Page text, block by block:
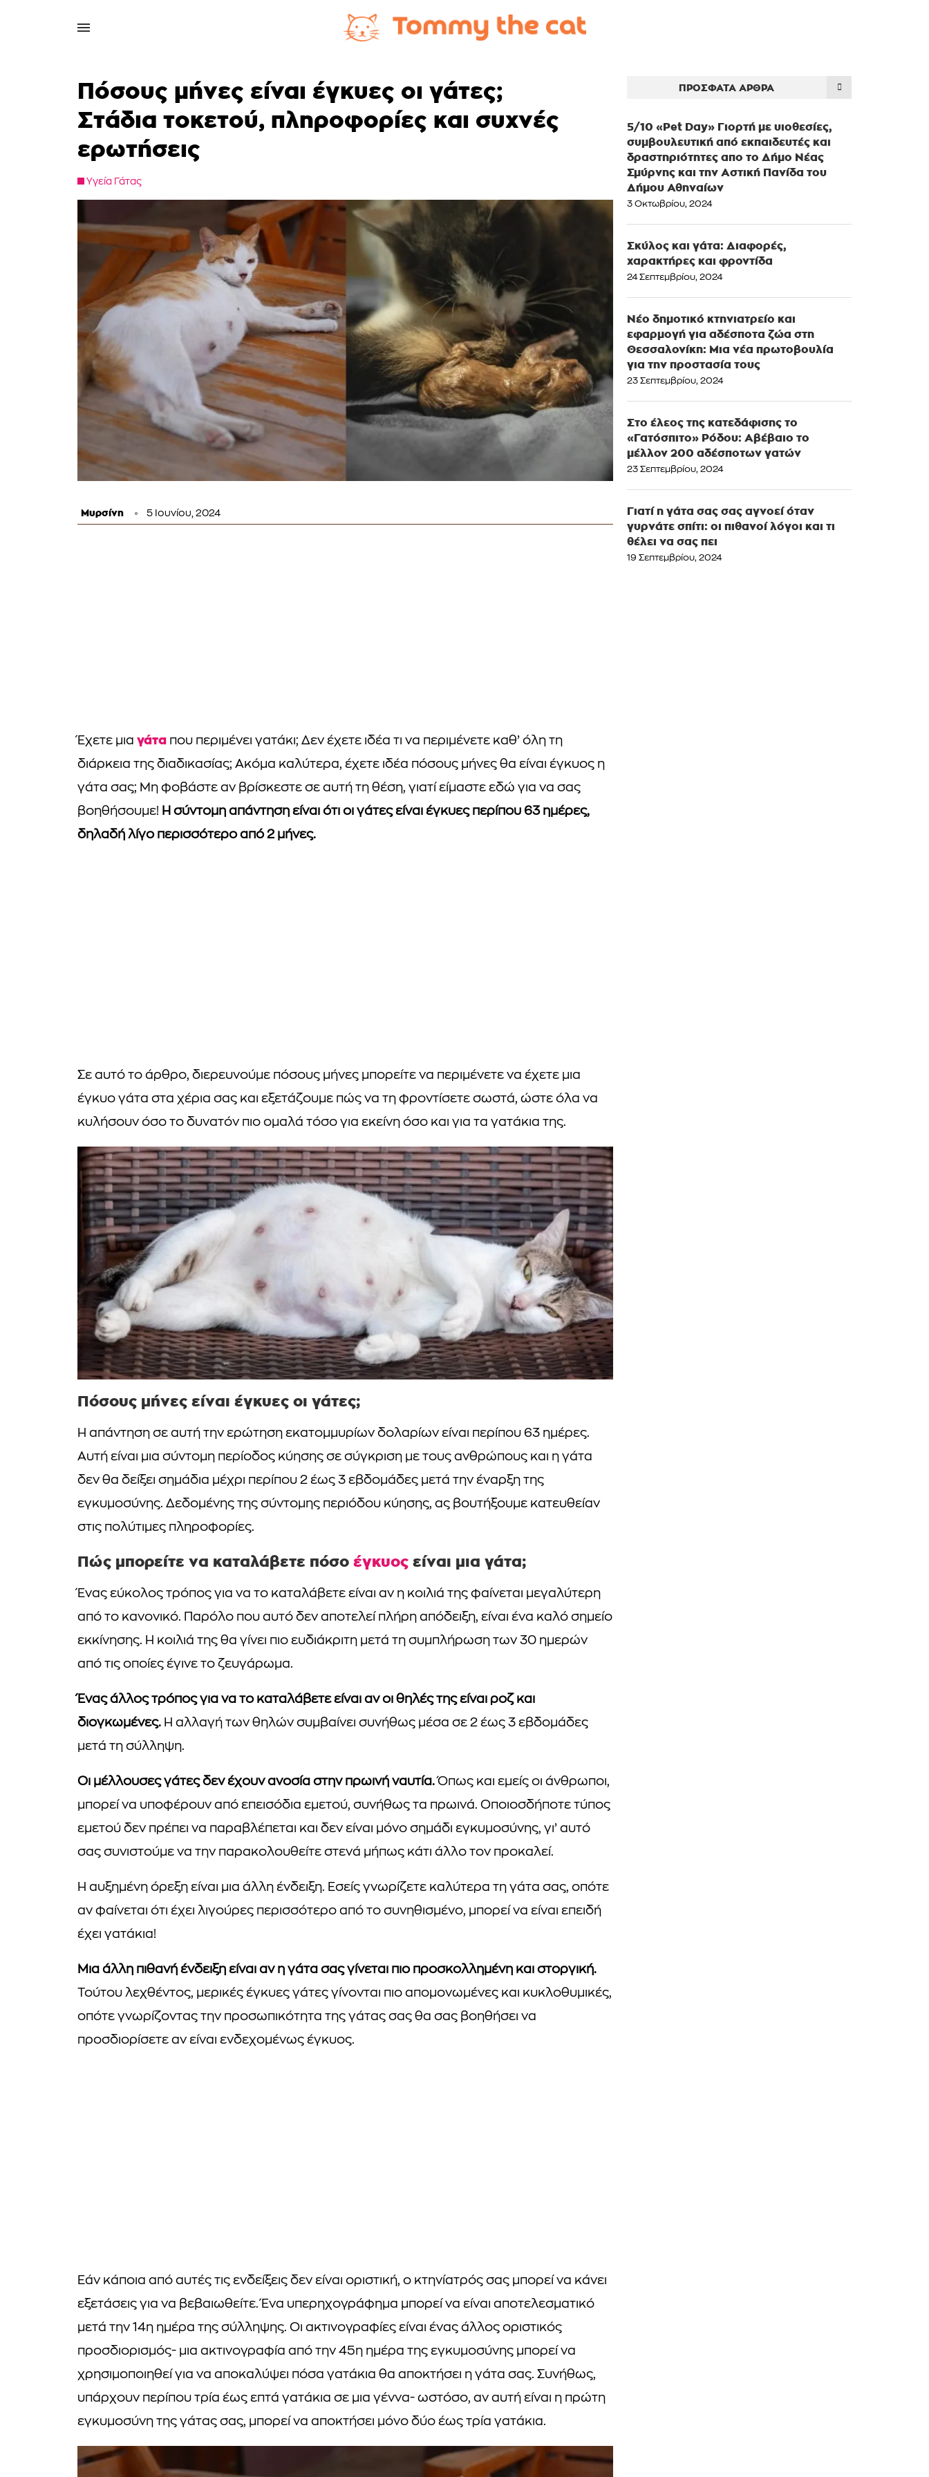
Πόσους μήνες είναι έγκυες οι γάτες;
Στάδια τοκετού, πληροφορίες και συχνές
ερωτήσεις
Υγεία Γάτας
Μυρσίνη 5 Ιουνίου, 2024
Έχετε μια γάτα που περιμένει γατάκι; Δεν έχετε ιδέα τι να περιμένετε καθ’ όλη τη
διάρκεια της διαδικασίας; Ακόμα καλύτερα, έχετε ιδέα πόσους μήνες θα είναι έγκυος η
γάτα σας; Μη φοβάστε αν βρίσκεστε σε αυτή τη θέση, γιατί είμαστε εδώ για να σας
βοηθήσουμε! Η σύντομη απάντηση είναι ότι οι γάτες είναι έγκυες περίπου 63 ημέρες,
δηλαδή λίγο περισσότερο από 2 μήνες.
Σε αυτό το άρθρο, διερευνούμε πόσους μήνες μπορείτε να περιμένετε να έχετε μια
έγκυο γάτα στα χέρια σας και εξετάζουμε πώς να τη φροντίσετε σωστά, ώστε όλα να
κυλήσουν όσο το δυνατόν πιο ομαλά τόσο για εκείνη όσο και για τα γατάκια της.
Πόσους μήνες είναι έγκυες οι γάτες;
Η απάντηση σε αυτή την ερώτηση εκατομμυρίων δολαρίων είναι περίπου 63 ημέρες.
Αυτή είναι μια σύντομη περίοδος κύησης σε σύγκριση με τους ανθρώπους και η γάτα
δεν θα δείξει σημάδια μέχρι περίπου 2 έως 3 εβδομάδες μετά την έναρξη της
εγκυμοσύνης. Δεδομένης της σύντομης περιόδου κύησης, ας βουτήξουμε κατευθείαν
στις πολύτιμες πληροφορίες.
Πώς μπορείτε να καταλάβετε πόσο έγκυος είναι μια γάτα;
Ένας εύκολος τρόπος για να το καταλάβετε είναι αν η κοιλιά της φαίνεται μεγαλύτερη
από το κανονικό. Παρόλο που αυτό δεν αποτελεί πλήρη απόδειξη, είναι ένα καλό σημείο
εκκίνησης. Η κοιλιά της θα γίνει πιο ευδιάκριτη μετά τη συμπλήρωση των 30 ημερών
από τις οποίες έγινε το ζευγάρωμα.
Ένας άλλος τρόπος για να το καταλάβετε είναι αν οι θηλές της είναι ροζ και
διογκωμένες. Η αλλαγή των θηλών συμβαίνει συνήθως μέσα σε 2 έως 3 εβδομάδες
μετά τη σύλληψη.
Οι μέλλουσες γάτες δεν έχουν ανοσία στην πρωινή ναυτία.Όπως και εμείς οι άνθρωποι,
μπορεί να υποφέρουν από επεισόδια εμετού, συνήθως τα πρωινά. Οποιοσδήποτε τύπος
εμετού δεν πρέπει να παραβλέπεται και δεν είναι μόνο σημάδι εγκυμοσύνης, γι’ αυτό
σας συνιστούμε να την παρακολουθείτε στενά μήπως κάτι άλλο τον προκαλεί.
Η αυξημένη όρεξη είναι μια άλλη ένδειξη. Εσείς γνωρίζετε καλύτερα τη γάτα σας, οπότε
αν φαίνεται ότι έχει λιγούρες περισσότερο από το συνηθισμένο, μπορεί να είναι επειδή
έχει γατάκια!
Μια άλλη πιθανή ένδειξη είναι αν η γάτα σας γίνεται πιο προσκολλημένη και στοργική.
Τούτου λεχθέντος, μερικές έγκυες γάτες γίνονται πιο απομονωμένες και κυκλοθυμικές,
οπότε γνωρίζοντας την προσωπικότητα της γάτας σας θα σας βοηθήσει να
προσδιορίσετε αν είναι ενδεχομένως έγκυος.
Εάν κάποια από αυτές τις ενδείξεις δεν είναι οριστική, ο κτηνίατρός σας μπορεί να κάνει
εξετάσεις για να βεβαιωθείτε. Ένα υπερηχογράφημα μπορεί να είναι αποτελεσματικό
μετά την 14η ημέρα της σύλληψης. Οι ακτινογραφίες είναι ένας άλλος οριστικός
προσδιορισμός- μια ακτινογραφία από την 45η ημέρα της εγκυμοσύνης μπορεί να
χρησιμοποιηθεί για να αποκαλύψει πόσα γατάκια θα αποκτήσει η γάτα σας. Συνήθως,
υπάρχουν περίπου τρία έως επτά γατάκια σε μια γέννα- ωστόσο, αν αυτή είναι η πρώτη
εγκυμοσύνη της γάτας σας, μπορεί να αποκτήσει μόνο δύο έως τρία γατάκια.
ΠΡΌΣΦΑΤΑ ΆΡΘΡΑ
5/10 «Pet Day» Γιορτή με υιοθεσίες,
συμβουλευτική από εκπαιδευτές και
δραστηριότητες απο το Δήμο Νέας
Σμύρνης και την Αστική Πανίδα του
Δήμου Αθηναίων
3 Οκτωβρίου, 2024
Σκύλος και γάτα: Διαφορές,
χαρακτήρες και φροντίδα
24 Σεπτεμβρίου, 2024
Νέο δημοτικό κτηνιατρείο και
εφαρμογή για αδέσποτα ζώα στη
Θεσσαλονίκη: Μια νέα πρωτοβουλία
για την προστασία τους
23 Σεπτεμβρίου, 2024
Στο έλεος της κατεδάφισης το
«Γατόσπιτο» Ρόδου: Αβέβαιο το
μέλλον 200 αδέσποτων γατών
23 Σεπτεμβρίου, 2024
Γιατί η γάτα σας σας αγνοεί όταν
γυρνάτε σπίτι: οι πιθανοί λόγοι και τι
θέλει να σας πει
19 Σεπτεμβρίου, 2024